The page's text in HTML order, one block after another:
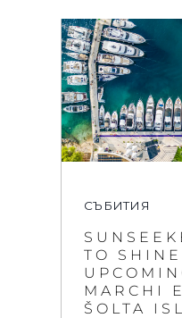
СЪБИТИЯ
TO SHINE
MARCHI
ŠOLTA